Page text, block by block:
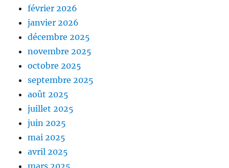
février 2026
janvier 2026
décembre 2025
novembre 2025
octobre 2025
septembre 2025
août 2025
juillet 2025
juin 2025
mai 2025
avril 2025